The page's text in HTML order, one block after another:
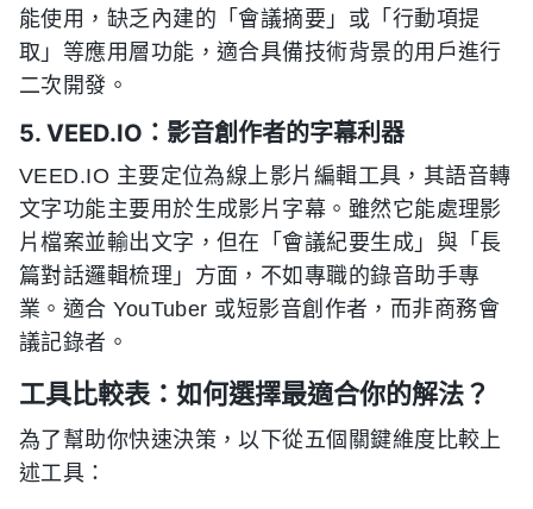
能使用，缺乏內建的「會議摘要」或「行動項提
取」等應用層功能，適合具備技術背景的用戶進行
二次開發。
5. VEED.IO：影音創作者的字幕利器
VEED.IO 主要定位為線上影片編輯工具，其語音轉
文字功能主要用於生成影片字幕。雖然它能處理影
片檔案並輸出文字，但在「會議紀要生成」與「長
篇對話邏輯梳理」方面，不如專職的錄音助手專
業。適合 YouTuber 或短影音創作者，而非商務會
議記錄者。
工具比較表：如何選擇最適合你的解法？
為了幫助你快速決策，以下從五個關鍵維度比較上
述工具：